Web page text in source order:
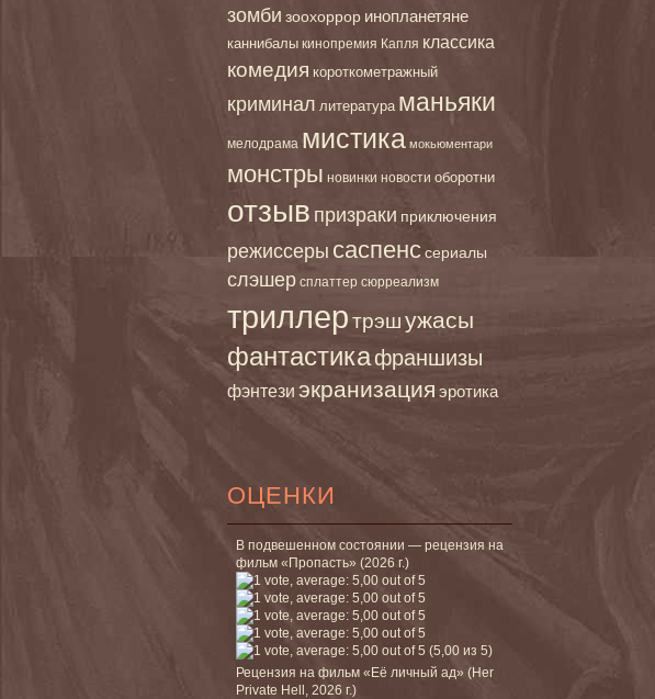
зомби зоохоррор инопланетяне
каннибалы кинопремия Капля классика
комедия короткометражный
криминал литература маньяки
мелодрама мистика мокьюментари
монстры новинки новости оборотни
отзыв призраки приключения
режиссеры саспенссериалы
слэшер сплаттер сюрреализм
триллертрэшужасы
фантастикафраншизы
фэнтези экранизация эротика
ОЦЕНКИ
В подвешенном состоянии — рецензия на
фильм «Пропасть» (2026 г.)
(5,00 из 5)
Рецензия на фильм «Её личный ад» (Her
Private Hell, 2026 г.)